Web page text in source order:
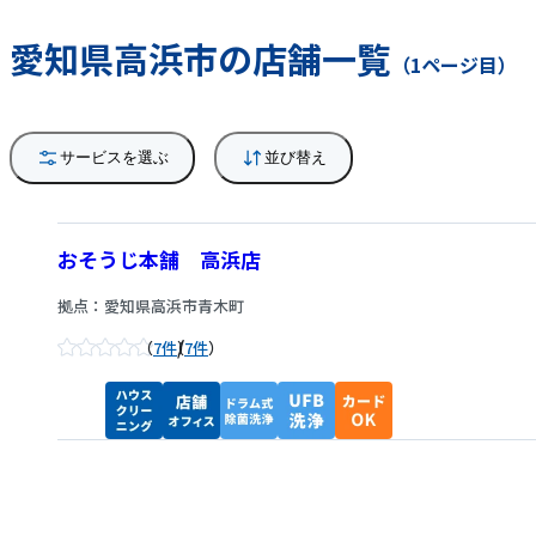
愛知県高浜市の店舗一覧 （1ページ目）
サービスを選ぶ 並び替え
おそうじ本舗 高浜店
拠点：愛知県高浜市青木町
7件/7件